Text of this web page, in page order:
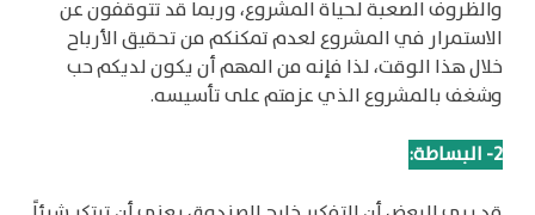
والظروف الصعبة لحياة المشروع، وربما قد تتوقفون عن
الاستمرار في المشروع لعدم تمكنكم من تحقيق الأرباح
خلال هذا الوقت، لذا فإنه من المهم أن يكون لديكم حب
وشغف بالمشروع الذي عزمتم على تأسيسه.
2
- البساطة: